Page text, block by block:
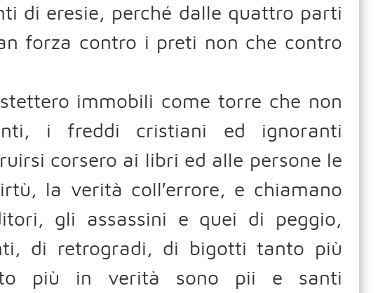
di eresie, perché dalle quattro parti
forza contro i preti non che contro
immobili come torre che non
i freddi cristiani ed ignoranti
corsero ai libri ed alle persone le
la verità coll′errore, e chiamano
gli assassini e quei di peggio,
di retrogradi, di bigotti tanto più
più in verità sono pii e santi